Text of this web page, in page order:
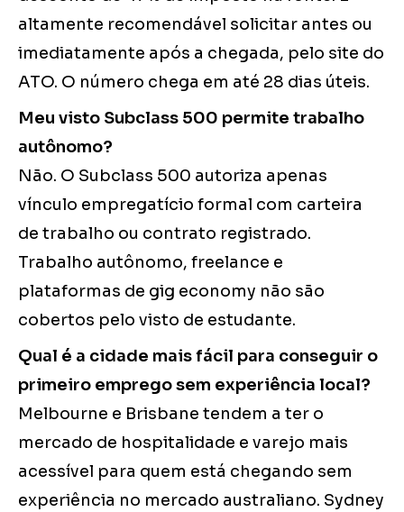
altamente recomendável solicitar antes ou
imediatamente após a chegada, pelo site do
ATO. O número chega em até 28 dias úteis.
Meu visto Subclass 500 permite trabalho
autônomo?
Não. O Subclass 500 autoriza apenas
vínculo empregatício formal com carteira
de trabalho ou contrato registrado.
Trabalho autônomo, freelance e
plataformas de gig economy não são
cobertos pelo visto de estudante.
Qual é a cidade mais fácil para conseguir o
primeiro emprego sem experiência local?
Melbourne e Brisbane tendem a ter o
mercado de hospitalidade e varejo mais
acessível para quem está chegando sem
experiência no mercado australiano. Sydney